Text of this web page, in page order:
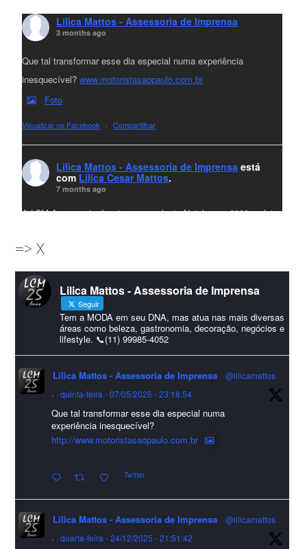
Lilica Mattos - Assessoria de Imprensa
3 months ago
Que tal transformar esse dia especial numa experiência
inesquecível?www.motoristasaopaulo.com.br
Foto
Visualizar no Facebook · Compartilhar
Lilica Mattos - Assessoria de Imprensa está
com Lilica Cesar Mattos.
7 months ago
A LCM Assessoria deseja um excelente Natal e um 2026 repleto
amigos que sempre nos acompanham!🎄✨🥂❤️
#lcmassessoriassessoria#natal #merrychristmas #felizanonovo
#HappyNewYear
Foto
Visualizar no Facebook · Compartilhar
Lilica Mattos - Assessoria de Imprensa
9 months ago
A Abrafas - Associação Brasileira de Fibras Artificiais e
Sintéticas foi destaque na Revista Química e Derivados, na
incertezas do mercado global".
Confira detalhes 🗞📰📈
#sustentabilidade #FibrasSintéticas #EconomiaCircular #Abrafas
#IndústriaTêxtil
=> X
Lilica Mattos - Assessoria de Imprensa
Seguir
Tem a MODA em seu DNA, mas atua nas mais diversas
áreas como beleza, gastronomia, decoração, negócios e
lifestyle. 📞(11) 99985-4052
Lilica Mattos - Assessoria de Imprensa
@lilicamattos
·
quinta-feira - 07/05/2026 - 23:18:54
Que tal transformar esse dia especial numa
experiência inesquecível?
http://www.motoristasaopaulo.com.br
Twitter
Lilica Mattos - Assessoria de Imprensa
@lilicamattos
·
quarta-feira - 24/12/2025 - 21:51:42